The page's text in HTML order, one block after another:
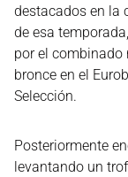
destacados en la
de esa
por el
bronce en el
Selección.
Posteriormente
levantando un